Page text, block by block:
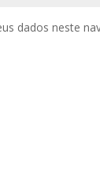
dados neste